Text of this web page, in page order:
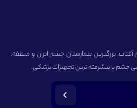
بزرگترین بیمارستان چشم ایران و منطقه.
چشم با پیشرفته ترین تجهیزات پزشکی.